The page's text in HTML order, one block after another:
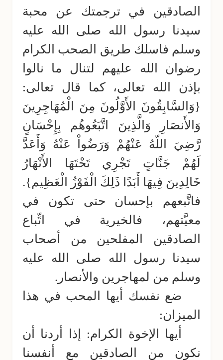
الصادقين في ترجمتك عن محبة
سيدنا رسول الله صلى الله عليه
وسلم فاسلك طريق الصحب الكرام
رضوان الله عليهم لتنال ما نالوا
بإذن الله تعالى، كما قال تعالى:
{وَالسَّابِقُونَ الأَوَّلُونَ مِنَ الْمُهَاجِرِينَ
وَالأَنصَارِ وَالَّذِينَ اتَّبَعُوهُم بِإِحْسَانٍ
رَّضِيَ اللّهُ عَنْهُمْ وَرَضُواْ عَنْهُ وَأَعَدَّ
لَهُمْ جَنَّاتٍ تَجْرِي تَحْتَهَا الأَنْهَارُ
خَالِدِينَ فِيهَا أَبَدًا ذَلِكَ الْفَوْزُ الْعَظِيم}.
فاتَّبعهم بإحسان حتى تكون في
معيَّتهم، فالخيرية في اتِّباع
الصادقين المفلحين من أصحاب
سيدنا رسول الله صلى الله عليه
وسلم من لمهاجرين والأنصار.
ضع نفسك أيها المحب في هذا
الميزان:
أيها الإخوة الكرام: إذا أردنا أن
نكون من الصادقين مع أنفسنا